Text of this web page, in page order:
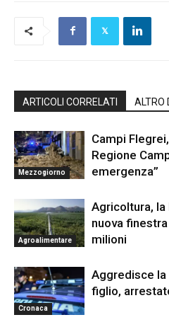
ARTICOLI CORRELATI ALTRO
Mezzogiorno
Campi
Regione
emergenza”
Agroalimentare
Agricoltura, la
nuova
milioni
Cronaca
Aggredisce
figlio,